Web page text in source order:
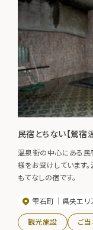
民宿とちない【鶯宿
温泉街の中心にある民
様をお受けしています
もてなしの宿です。
雫石町 県央エリ
観光施設 ご